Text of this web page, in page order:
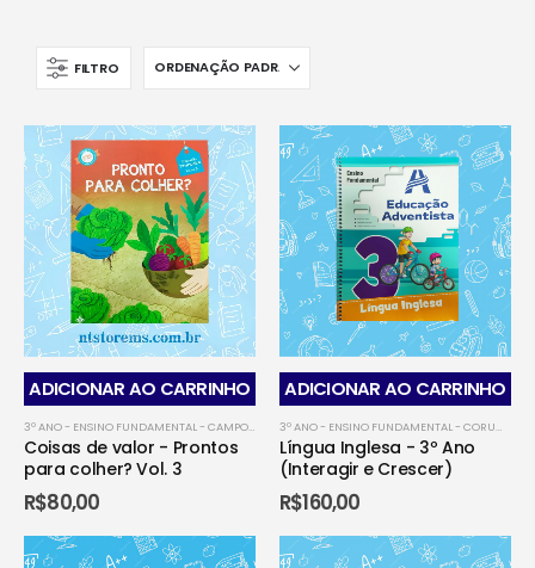
FILTRO
ADICIONAR AO CARRINHO
3º ANO - ENSINO FUNDAMENTAL - CAMPO GRANDENSE ,3º ANO - ENSINO FUNDAMENTAL -
Coisas de valor - Prontos
para colher? Vol. 3
R$80,00
ADICIONAR AO CARRINHO
3º ANO - ENSINO FUNDAMENTAL - CORUMBÁ
Língua Inglesa - 3º Ano
(Interagir e Crescer)
R$160,00